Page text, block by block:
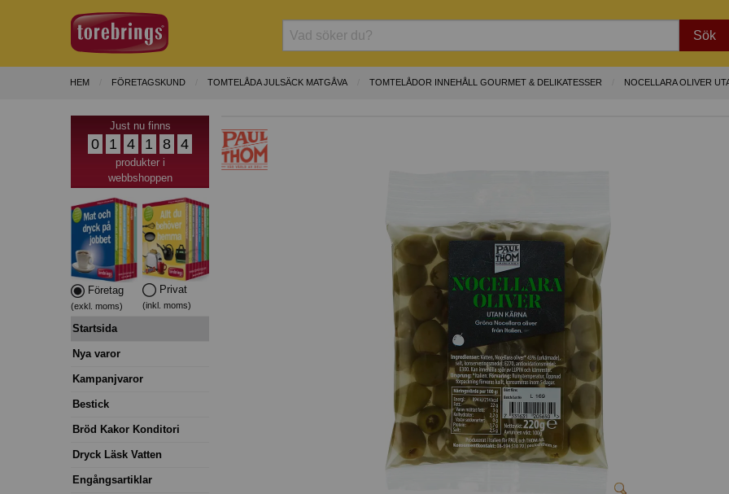
Sök
HEM FÖRETAGSKUND TOMTELÅDA JULSÄCK MATGÅVA TOMTELÅDOR INNEHÅLL GOURMET & DELIKATESSER NOCELLARA OLIVER
Just nu finns
0 1 4 1 8 4
produkter i
webbshoppen
Företag
(exkl. moms)
Privat
(inkl. moms)
Startsida
Nya varor
Kampanjvaror
Bestick
Bröd Kakor Konditori
Dryck Läsk Vatten
Engångsartiklar